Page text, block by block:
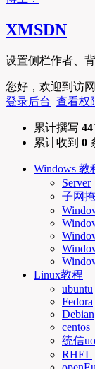
XMSDN
设置侧栏作者、
您好，欢迎到访网
登录后台 查看权
累计撰写
累计收到 0
Windows 教
Server
子网
Linux教程
ubuntu
Fedora
Debian
centos
统信
RHEL